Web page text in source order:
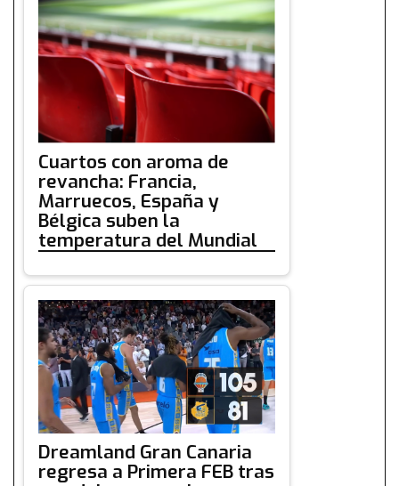
Cuartos con aroma de
revancha: Francia,
Marruecos, España y
Bélgica suben la
temperatura del Mundial
Dreamland Gran Canaria
regresa a Primera FEB tras